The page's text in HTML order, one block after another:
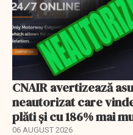
CNAIR avertizează
neautorizat care
plăti și cu 186% mai
06 AUGUST 2026